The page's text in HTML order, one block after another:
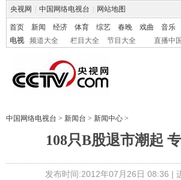
央视网 中国网络电视台 网站地图
首页 新闻 经济 体育 综艺 春晚 戏曲 音乐
电视
频道大全 栏目大全 节目大全 直播中国
中国网络电视台 > 新闻台 > 新闻中心 >
108只B股退市潮起
发布时间:2012年07月26日 08:36 |